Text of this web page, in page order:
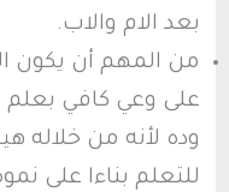
بعد الام والاب.
من المهم أن يكون
على وعي كافي
وده لأنه من
للتعلم بناءا على